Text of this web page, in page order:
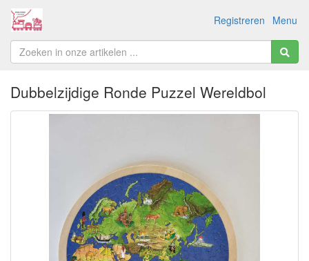
Menu
Registreren
Dubbelzijdige Ronde Puzzel Wereldbol